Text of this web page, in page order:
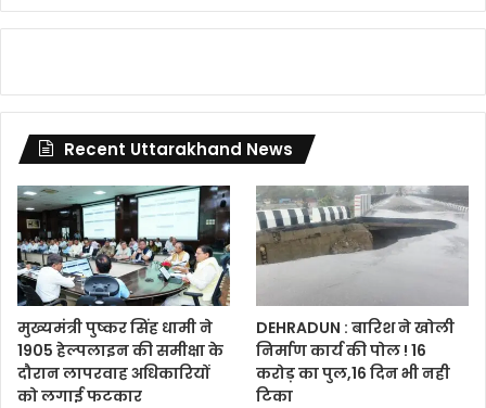
Recent Uttarakhand News
मुख्यमंत्री पुष्कर सिंह धामी ने
1905 हेल्पलाइन की समीक्षा के
दौरान लापरवाह अधिकारियों
को लगाई फटकार
DEHRADUN : बारिश ने खोली
निर्माण कार्य की पोल ! 16
करोड़ का पुल,16 दिन भी नही
टिका